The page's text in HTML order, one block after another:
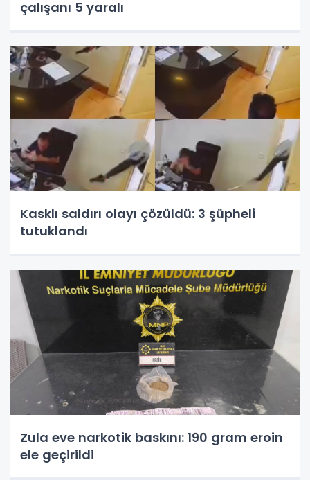
çalışanı 5 yaralı
Kasklı saldırı olayı çözüldü: 3 şüpheli
tutuklandı
Zula eve narkotik baskını: 190 gram eroin
ele geçirildi